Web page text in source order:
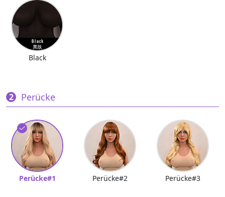
Black
Perücke
Perücke#1 Perücke#2 Perücke#3